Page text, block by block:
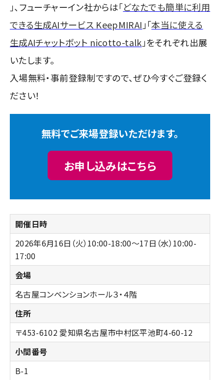
」、フューチャーイン社からは「どなたでも簡単に利用
できる生成AIサービス KeepMIRAI 」「本当に使える
生成AIチャットボット nicotto-talk 」をそれぞれ出展
いたします。
入場無料・事前登録制ですので、ぜひ今すぐご登録く
ださい！
無料でご来場登録いただけます。
お申し込みはこちら
開催日時
2026年​6月16日（火）10:00-18:00～17日（水）10:00-
17:00
会場
名古屋コンベンションホール３・４階
住所
〒453-6102 愛知県名古屋市中村区平池町4-60-12
小間番号
B-1